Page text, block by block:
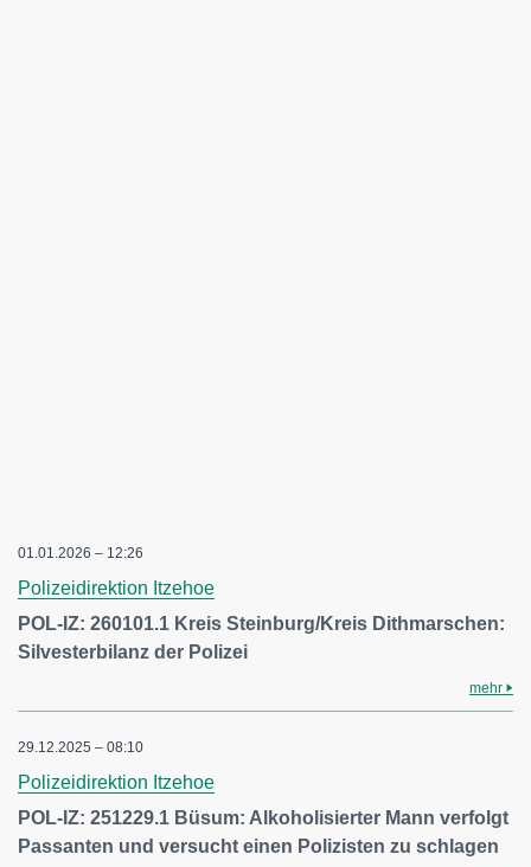
01.01.2026 – 12:26
Polizeidirektion Itzehoe
POL-IZ: 260101.1 Kreis Steinburg/Kreis Dithmarschen:
Silvesterbilanz der Polizei
mehr
29.12.2025 – 08:10
Polizeidirektion Itzehoe
POL-IZ: 251229.1 Büsum: Alkoholisierter Mann verfolgt
Passanten und versucht einen Polizisten zu schlagen